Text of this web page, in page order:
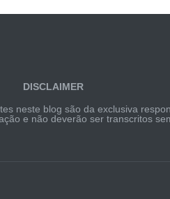
DISCLAIMER
neste blog são da exclusiva
e não deverão ser transcritos